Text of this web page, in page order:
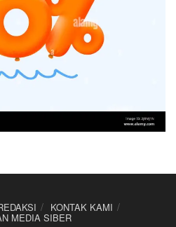
KONTAK KAMI
MEDIA SIBER